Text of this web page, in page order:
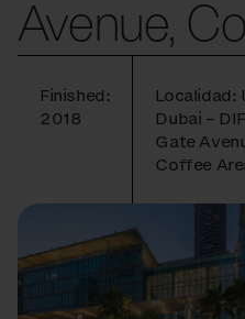
Avenue,
Finished:
2018
Localidad:
Dubai –
Gate
Coffee